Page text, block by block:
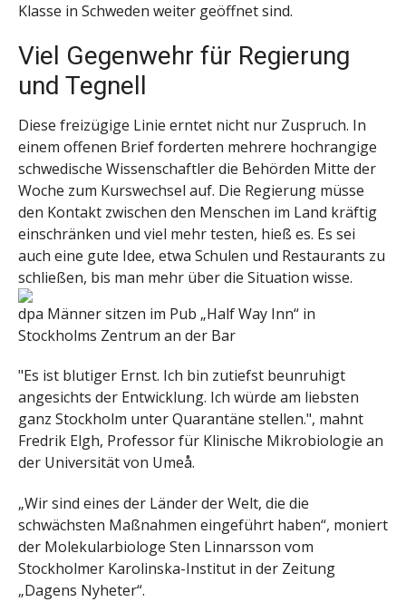
Klasse in Schweden weiter geöffnet sind.
Viel Gegenwehr für Regierung
und Tegnell
Diese freizügige Linie erntet nicht nur Zuspruch. In
einem offenen Brief forderten mehrere hochrangige
schwedische Wissenschaftler die Behörden Mitte der
Woche zum Kurswechsel auf. Die Regierung müsse
den Kontakt zwischen den Menschen im Land kräftig
einschränken und viel mehr testen, hieß es. Es sei
auch eine gute Idee, etwa Schulen und Restaurants zu
schließen, bis man mehr über die Situation wisse.
dpa Männer sitzen im Pub „Half Way Inn“ in
Stockholms Zentrum an der Bar
"Es ist blutiger Ernst. Ich bin zutiefst beunruhigt
angesichts der Entwicklung. Ich würde am liebsten
ganz Stockholm unter Quarantäne stellen.", mahnt
Fredrik Elgh, Professor für Klinische Mikrobiologie an
der Universität von Umeå.
„Wir sind eines der Länder der Welt, die die
schwächsten Maßnahmen eingeführt haben“, moniert
der Molekularbiologe Sten Linnarsson vom
Stockholmer Karolinska-Institut in der Zeitung
„Dagens Nyheter“.